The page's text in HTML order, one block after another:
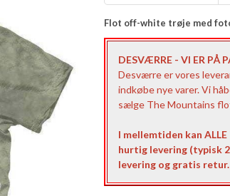
Flot off-white trøje med
DESVÆRRE - VI ER PÅ
Desværre er vores
indkøbe nye varer. Vi
sælge The Mountains
I mellemtiden kan
hurtig levering (typisk
levering og gratis retur.